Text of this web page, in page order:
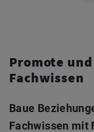
Promote
Fachwissen
Baue
Fachwissen mit